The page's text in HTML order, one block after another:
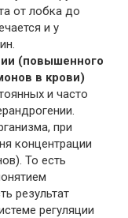
от лобка до
и у
(повышенного
в крови)
и часто
при
концентрации
То есть
результат
регуляции